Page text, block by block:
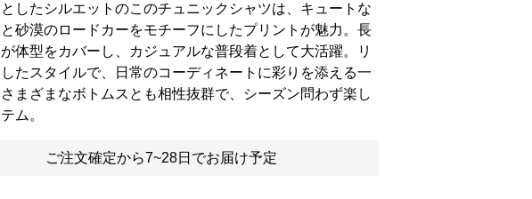
したシルエットのこのチュニックシャツは、キュートな
砂漠のロードカーをモチーフにしたプリントが魅力。長
体型をカバーし、カジュアルな普段着として大活躍。リ
たスタイルで、日常のコーディネートに彩りを添える一
まざまなボトムスとも相性抜群で、シーズン問わず楽し
ム。
ご注文確定から7~28日でお届け予定